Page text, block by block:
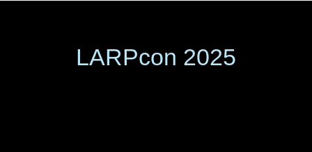
LARPcon 2025